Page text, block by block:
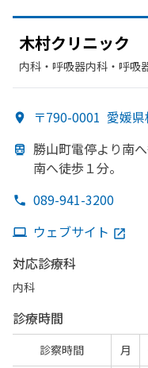
木村クリニック
内科・​呼吸器内科・​呼吸
〒790-0001 愛媛
勝山町電停より南へ
南へ徒歩１分。
089-941-3200
ウェブサイト
対応診療科
内科
診療時間
診察時間 月